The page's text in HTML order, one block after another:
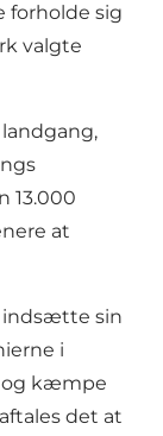
forholde sig
valgte
13.000
at
indsætte sin
i
og kæmpe
det at